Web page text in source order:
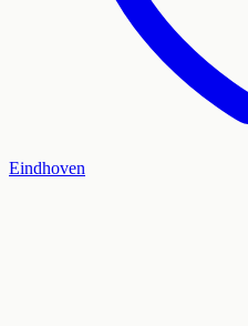
Eindhoven